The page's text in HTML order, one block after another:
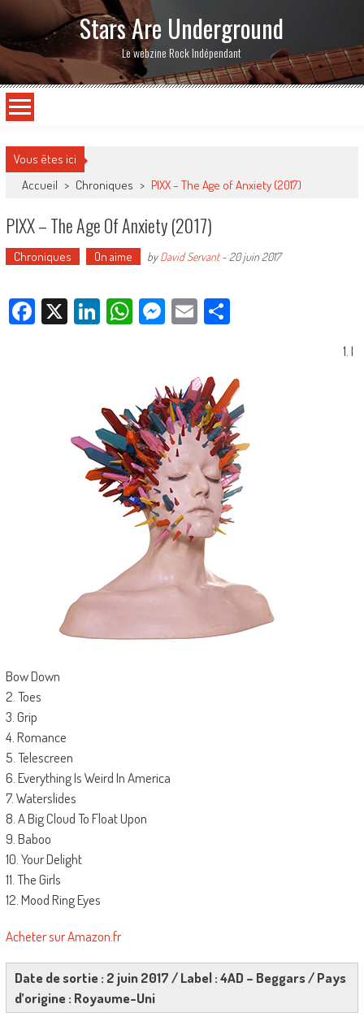
Stars Are Underground
Le webzine Rock Indépendant
Vous êtes ici
Accueil > Chroniques > PIXX – The Age of Anxiety (2017)
PIXX – The Age Of Anxiety (2017)
Chroniques On aime byDavid Servant- 20 juin 2017
Facebook
X LinkedIn
WhatsApp
Messenger
EmailPartager
1. I
Bow Down
2. Toes
3. Grip
4. Romance
5. Telescreen
6. Everything Is Weird In America
7. Waterslides
8. A Big Cloud To Float Upon
9. Baboo
10. Your Delight
11. The Girls
12. Mood Ring Eyes
Acheter sur Amazon.fr
Date de sortie : 2 juin 2017 / Label : 4AD – Beggars / Pays
d’origine : Royaume-Uni